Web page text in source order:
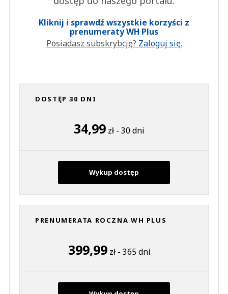
Kliknij i sprawdź wszystkie korzyści z
prenumeraty WH Plus
Posiadasz subskrybcję? Zaloguj się.
DOSTĘP 30 DNI
34,99 zł - 30 dni
Wykup dostęp
PRENUMERATA ROCZNA WH PLUS
399,99zł - 365 dni